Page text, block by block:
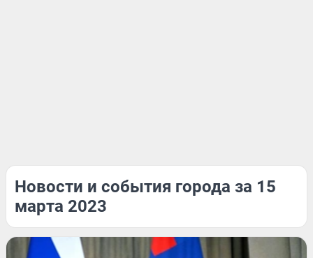
Новости и события города за 15
марта 2023